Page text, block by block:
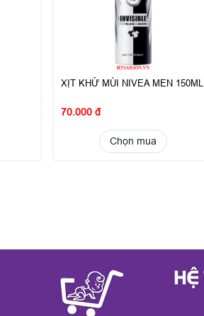
XỊT KHỬ MÙI NIVEA MEN 150ML
70.000 đ
Chọn mua